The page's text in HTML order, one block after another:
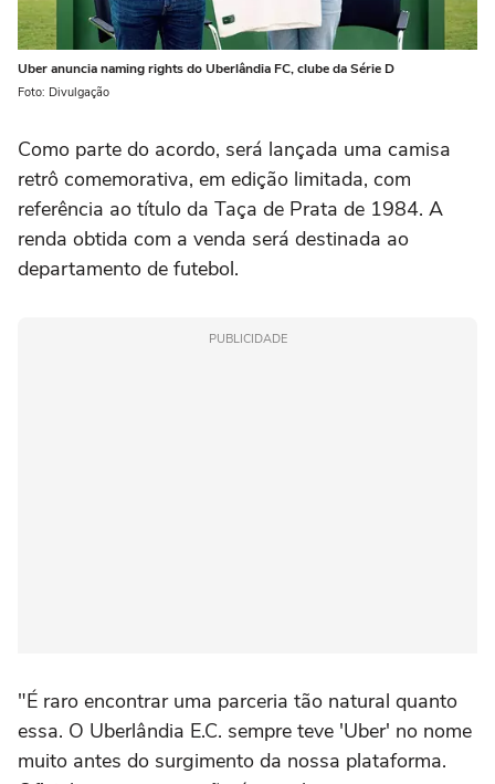
Uber anuncia naming rights do Uberlândia FC, clube da Série D
Foto: Divulgação
Como parte do acordo, será lançada uma camisa
retrô comemorativa, em edição limitada, com
referência ao título da Taça de Prata de 1984. A
renda obtida com a venda será destinada ao
departamento de futebol.
PUBLICIDADE
"É raro encontrar uma parceria tão natural quanto
essa. O Uberlândia E.C. sempre teve 'Uber' no nome
muito antes do surgimento da nossa plataforma.